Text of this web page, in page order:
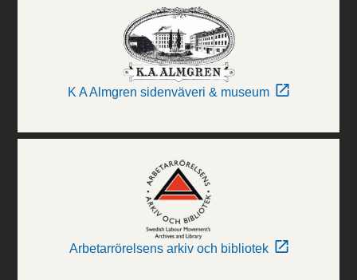
K A Almgren sidenväveri & museum
Arbetarrörelsens arkiv och bibliotek